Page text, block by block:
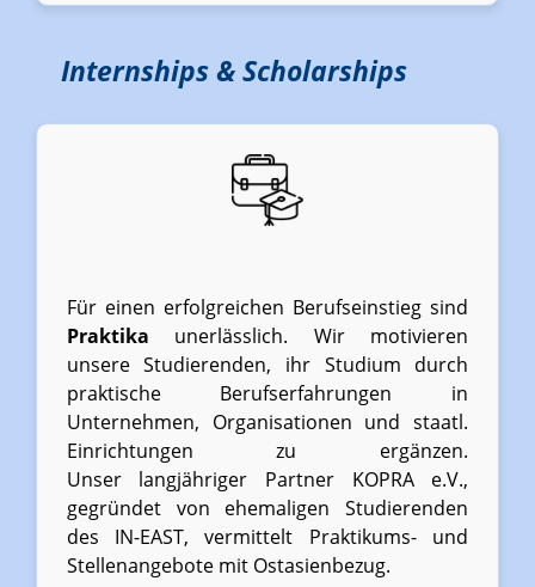
Internships & Scholarships
Für einen erfolgreichen Berufseinstieg sind
Praktika unerlässlich. Wir motivieren
unsere Studierenden, ihr Studium durch
praktische Berufserfahrungen in
Unternehmen, Organisationen und staatl.
Einrichtungen zu ergänzen.
Unser
langjähriger Partner KOPRA e.V.,
gegründet von ehemaligen Studierenden
des IN-EAST, vermittelt Praktikums- und
Stellenangebote mit Ostasienbezug.